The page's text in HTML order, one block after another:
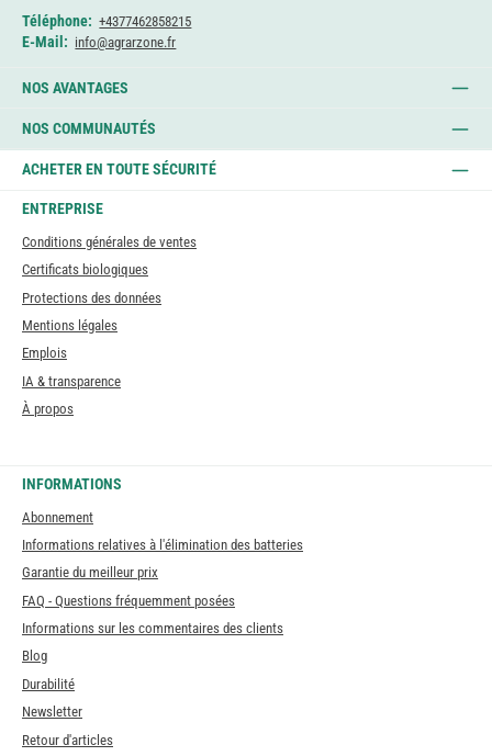
Téléphone: +4377462858215
E-Mail: info@agrarzone.fr
NOS AVANTAGES
NOS COMMUNAUTÉS
ACHETER EN TOUTE SÉCURITÉ
ENTREPRISE
Conditions générales de ventes
Certificats biologiques
Protections des données
Mentions légales
Emplois
IA & transparence
À propos
INFORMATIONS
Abonnement
Informations relatives à l'élimination des batteries
Garantie du meilleur prix
FAQ - Questions fréquemment posées
Informations sur les commentaires des clients
Blog
Durabilité
Newsletter
Retour d'articles